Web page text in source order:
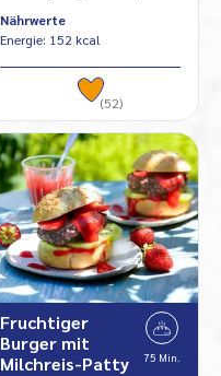
Nährwerte
Energie: 152 kcal
(52)
Fruchtiger
Burger mit
Milchreis-Patty
75 Min.